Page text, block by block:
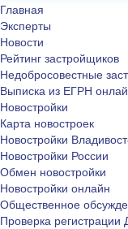
Главная
Эксперты
Новости
Рейтинг застройщиков
Недобросовестные
Выписка из ЕГРН
Новостройки
Карта новостроек
Новостройки
Новостройки России
Обмен новостройки
Новостройки онлайн
Общественное
Проверка регистрации